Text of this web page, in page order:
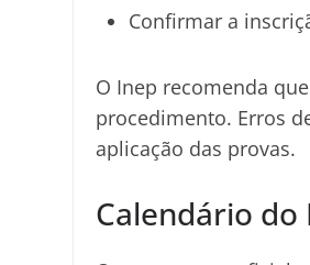
Confirmar a
O Inep recomenda
procedimento. Erros
aplicação das provas.
Calendário do